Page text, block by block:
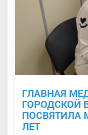
ГЛАВНАЯ
ГОРОДСКОЙ
ПОСВЯТИЛА
ЛЕТ